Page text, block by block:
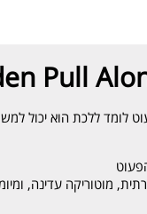
לומד ללכת הוא יכול
מוטוריקה עדינה,